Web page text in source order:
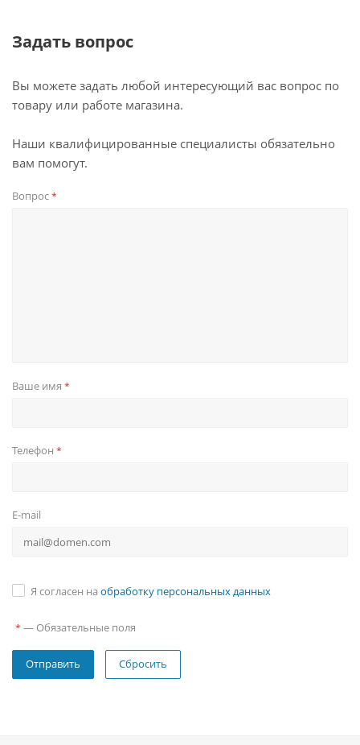
Задать вопрос
Вы можете задать любой интересующий вас вопрос по
товару или работе магазина.
Наши квалифицированные специалисты обязательно
вам помогут.
Вопрос*
Ваше имя *
Телефон *
E-mail
Я согласен на обработку персональных данных
* — Обязательные поля
Сбросить